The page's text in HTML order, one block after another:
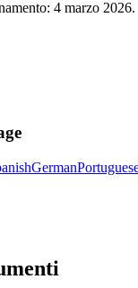
4 marzo 2026.
German